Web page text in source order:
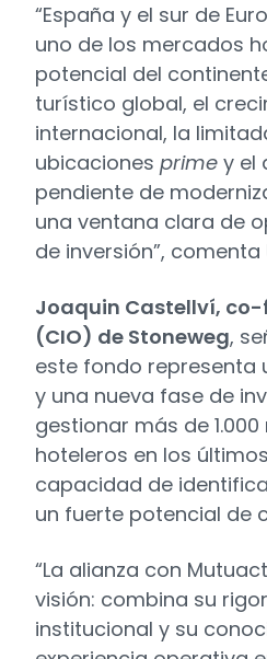
“España y el sur de
uno de los mercados
potencial del
turístico global, el
internacional, la
ubicaciones prime y el
pendiente de
una ventana clara de
de inversión”, comenta
Joaquin Castellví,
(CIO) de Stoneweg,
este fondo representa
y una nueva fase de
gestionar más de
hoteleros en los
capacidad de
un fuerte potencial de
“La alianza con
visión: combina su
institucional y su